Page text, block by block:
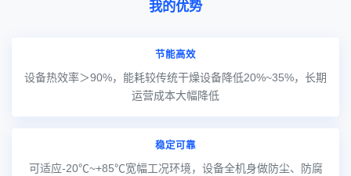
我的优势
节能高效
设备热效率＞90%，能耗较传统干燥设备降低20%~35%，长期
运营成本大幅降低
稳定可靠
可适应-20℃~+85℃宽幅工况环境，设备全机身做防尘、防腐